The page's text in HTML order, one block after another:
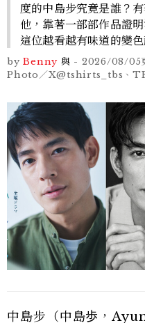
度的中島步究竟是誰？
他，靠著一部部作品證
這位越看越有味道的變色
by Benny 與 - 2026/08/05
Photo／X@tshirts_tbs、
中島步（中島歩，